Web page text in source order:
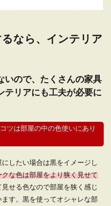
する時は、すべて自分の力でなんと
しに机は不要？勉強と食事を
選ぶのもあり
しのオシャレな部屋・男が理
屋と部屋の作り方
しようと思っている女性の中には、
なら、インテリア
いので、たくさんの家具
テリアにも工夫が必要に
ツは部屋の中の色使いにあり
したい場合は黒をイメージし
な色は部屋をより狭く見せて
せる色なので部屋を狭く感じ
す。黒を使ってオシャレな部